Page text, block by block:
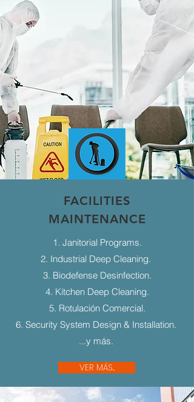
FACILITIES
MAINTENANCE
1. Janitorial Programs.
2. Industrial Deep Cleaning.
3. Biodefense Desinfection.
4. Kitchen Deep Cleaning.
5. Rotulación Comercial.
6. Security System Design & Installation.
...y más.
VER MÁS...